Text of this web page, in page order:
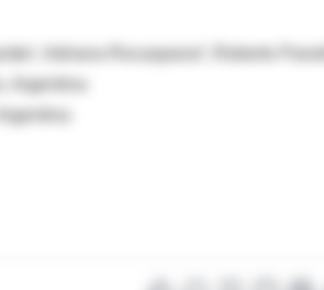
Adriana Rocaspana², Roberto
Argentina